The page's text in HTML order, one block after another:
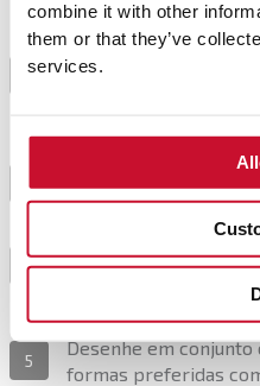
combine it with other
them or that they’ve
services.
2
Divida a mistura em 4
cada um dos corantes
3 Guarde cada uma das
4
Ligue uma frigideira
5
Desenhe em conjunto
formas preferidas